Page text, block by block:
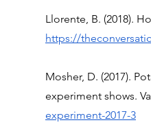
Llorente, B. (2018).
https://
Mosher, D. (2017).
experiment shows.
experiment-2017-3